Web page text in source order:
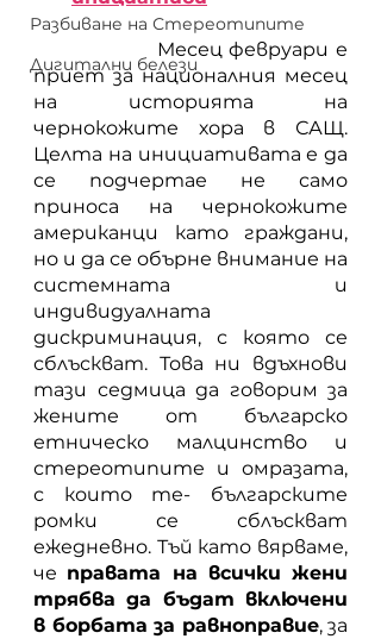
Разбиване на Стереотипите
Дигитални белези
приет за националния месец
на историята на
чернокожите хора в САЩ.
Целта на инициативата е да
се подчертае не само
приноса на чернокожите
американци като граждани,
но и да се обърне внимание на
системната и
индивидуалната
дискриминация, с която се
сблъскват. Това ни вдъхнови
тази седмица да говорим за
жените от българско
етническо малцинство и
стереотипите и омразата,
с които те- българските
ромки се сблъскват
ежедневно. Тъй като вярваме,
че правата на всички жени
трябва да бъдат включени
в борбата за равноправие, за